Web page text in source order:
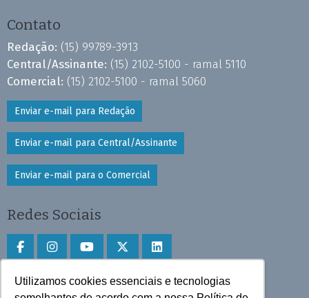
Utilizamos cookies essenciais e tecnologias
Contato
Redação: (15) 99789-3913
Central/Assinante: (15) 2102-5100 - ramal 5110
Comercial: (15) 2102-5100 - ramal 5060
Enviar e-mail para Redação
Enviar e-mail para Central/Assinante
Enviar e-mail para o Comercial
Redes Sociais
Faça download do aplicativo